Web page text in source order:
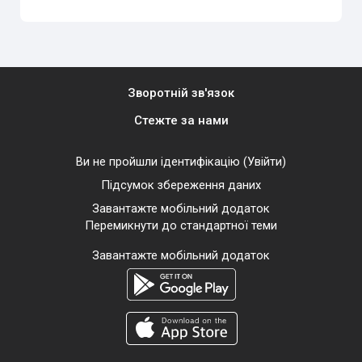
Зворотній зв'язок
Стежте за нами
Ви не пройшли ідентифікацію (Увійти)
Підсумок збереження даних
Завантажте мобільний додаток
Перемикнути до стандартної теми
Завантажте мобільний додаток